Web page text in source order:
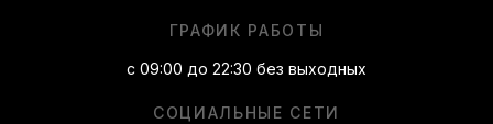
СОЦИАЛЬНЫЕ СЕТИ
ГРАФИК РАБОТЫ
с 09:00 до 22:30 без выходных